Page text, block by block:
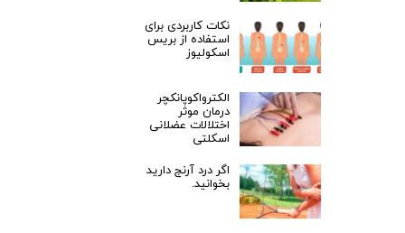
نکات کاربردی برای
استفاده از بریس
اسکولیوز
الکترواکوپانکچر
درمان موثر
اختلالات عضلانی
اسکلتی
اگر درد آرنج دارید
بخوانید.